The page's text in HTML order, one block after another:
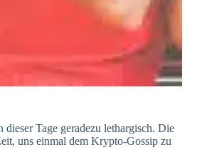
dieser Tage geradezu lethargisch. Die
uns einmal dem Krypto-Gossip zu